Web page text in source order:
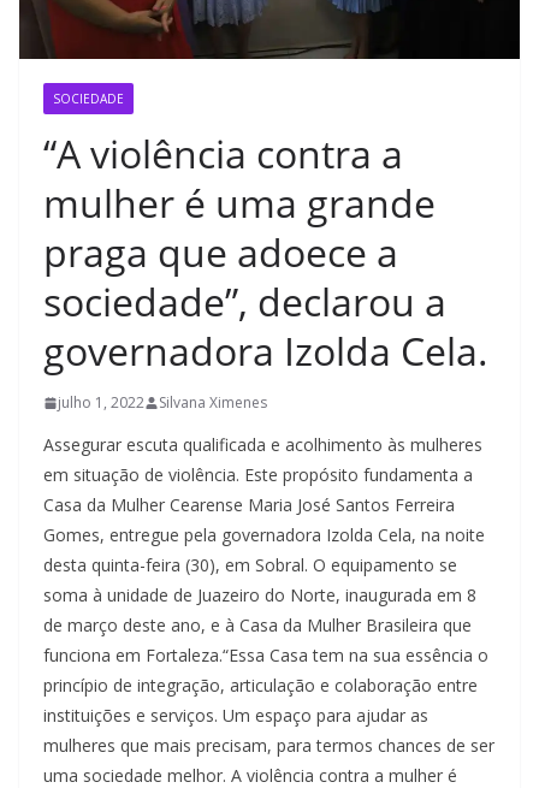
SOCIEDADE
“A violência contra a
mulher é uma grande
praga que adoece a
sociedade”, declarou a
governadora Izolda Cela.
julho 1, 2022 Silvana Ximenes
Assegurar escuta qualificada e acolhimento às mulheres
em situação de violência. Este propósito fundamenta a
Casa da Mulher Cearense Maria José Santos Ferreira
Gomes, entregue pela governadora Izolda Cela, na noite
desta quinta-feira (30), em Sobral. O equipamento se
soma à unidade de Juazeiro do Norte, inaugurada em 8
de março deste ano, e à Casa da Mulher Brasileira que
funciona em Fortaleza.“Essa Casa tem na sua essência o
princípio de integração, articulação e colaboração entre
instituições e serviços. Um espaço para ajudar as
mulheres que mais precisam, para termos chances de ser
uma sociedade melhor. A violência contra a mulher é